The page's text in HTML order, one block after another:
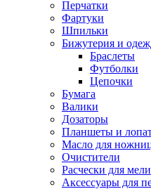
Перчатки
Фартуки
Шпильки
Бижутерия и
Браслеты
Футболки
Цепочки
Бумага
Валики
Дозаторы
Планшеты и
Масло для
Очистители
Расчески для
Аксессуары для